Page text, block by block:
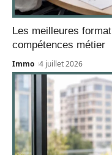
Les meilleures
compétences métier
Immo 4 juillet 2026